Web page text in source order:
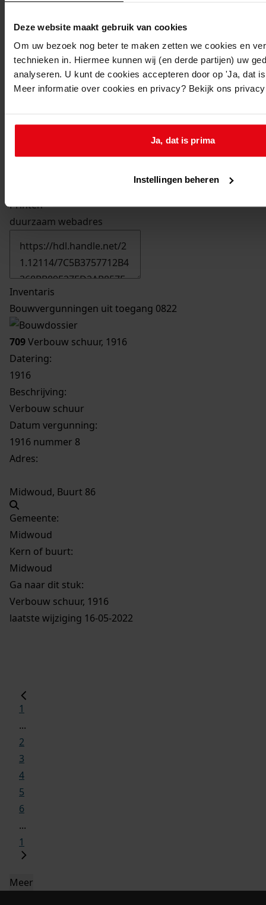
Deze website maakt gebruik van cookies
Om uw bezoek nog beter te maken zetten we cookies en
technieken in. Hiermee kunnen wij (en derde partijen) uw
analyseren. U kunt de cookies accepteren door op 'Ja, dat
Meer informatie over cookies en privacy? Bekijk ons
Ja, dat is prima
Instellingen beheren
Printen
duurzaam webadres
Inventaris
Bouwvergunningen uit toegang 0822
709Verbouw schuur, 1916
Datering:
1916
Beschrijving:
Verbouw schuur
Datum vergunning:
1916 nummer 8
Adres:
Midwoud, Buurt 86
Gemeente:
Midwoud
Kern of buurt:
Midwoud
Ga naar dit stuk:
Verbouw schuur, 1916
laatste wijziging 16-05-2022
1
...
2
3
4
5
6
...
1
Meer